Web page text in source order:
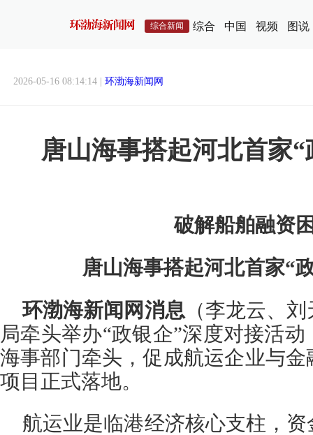
综合新闻 综合 中国 视频 图说
2026-05-16 08:14:14 | 环渤海新闻网
唐山海事搭起河北首家
破解船舶融资
唐山海事搭起河北首家“
环渤海新闻网消息 （李龙云、
局牵头举办“政银企”深度对接活
海事部门牵头，促成航运企业与
项目正式落地。
航运业是临港经济核心支柱，